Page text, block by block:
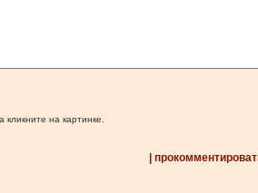
на картинке.
|